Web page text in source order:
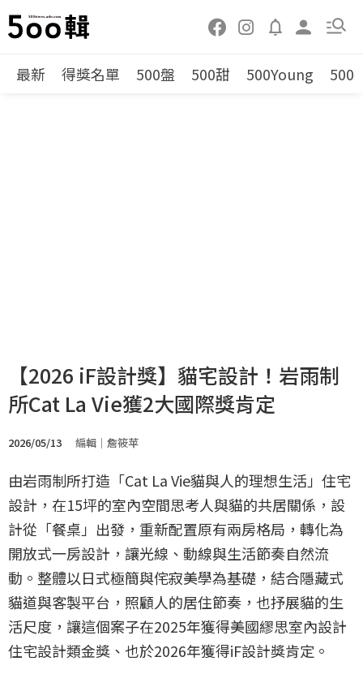
最新 得獎名單 500盤 500甜 500Young 500
【2026 iF設計獎】貓宅設計！岩雨制
所Cat La Vie獲2大國際獎肯定
2026/05/13 編輯｜詹筱苹
由岩雨制所打造「Cat La Vie貓與人的理想生活」住宅
設計，在15坪的室內空間思考人與貓的共居關係，設
計從「餐桌」出發，重新配置原有兩房格局，轉化為
開放式一房設計，讓光線、動線與生活節奏自然流
動。整體以日式極簡與侘寂美學為基礎，結合隱藏式
貓道與客製平台，照顧人的居住節奏，也抒展貓的生
活尺度，讓這個案子在2025年獲得美國繆思室內設計
住宅設計類金獎、也於2026年獲得iF設計獎肯定。